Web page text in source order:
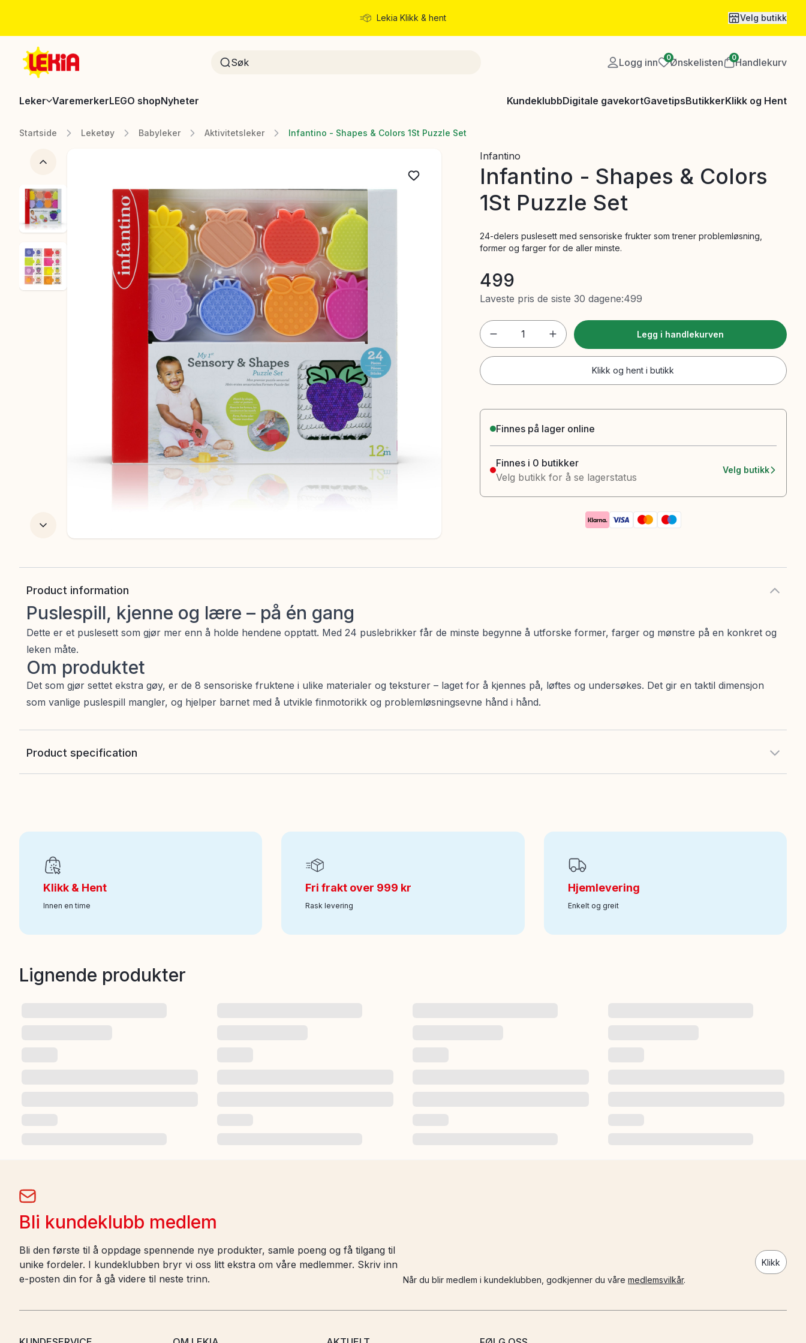
Lekia Klikk & hent Velg butikk
Logg inn 0Ønskelisten 0Handlekurv
Leker VaremerkerLEGO shopNyheter KundeklubbDigitale gavekortGavetipsButikkerKlikk og Hent
Startside Leketøy Babyleker Aktivitetsleker Infantino - Shapes & Colors 1St Puzzle Set
Infantino
Infantino - Shapes & Colors
1St Puzzle Set
24-delers puslesett med sensoriske frukter som trener problemløsning,
former og farger for de aller minste.
499
Laveste pris de siste 30 dagene:499
1 Legg i handlekurven
Klikk og hent i butikk
Finnes på lager online
Finnes i 0 butikker
Velg butikk for å se lagerstatus
Velg butikk
Product information
Puslespill, kjenne og lære – på én gang
Dette er et puslesett som gjør mer enn å holde hendene opptatt. Med 24 puslebrikker får de minste begynne å utforske former, farger og mønstre på en konkret og
leken måte.
Om produktet
Det som gjør settet ekstra gøy, er de 8 sensoriske fruktene i ulike materialer og teksturer – laget for å kjennes på, løftes og undersøkes. Det gir en taktil dimensjon
som vanlige puslespill mangler, og hjelper barnet med å utvikle finmotorikk og problemløsningsevne hånd i hånd.
Product specification
Alder fra:1
Art nr:100-121011258
Klikk & Hent
Innen en time
Fri frakt over 999 kr
Rask levering
Hjemlevering
Enkelt og greit
Lignende produkter
Bli kundeklubb medlem
Bli den første til å oppdage spennende nye produkter, samle poeng og få tilgang til
unike fordeler. I kundeklubben bryr vi oss litt ekstra om våre medlemmer. Skriv inn
e-posten din for å gå videre til neste trinn.
Klikk
Når du blir medlem i kundeklubben, godkjenner du våre medlemsvilkår.